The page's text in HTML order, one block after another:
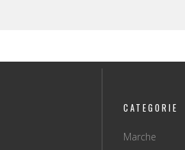
CATEGORIE
Marche